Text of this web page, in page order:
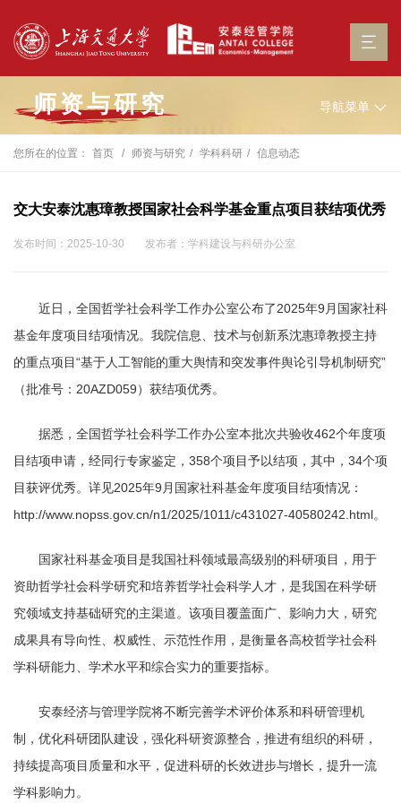
师资与研究 导航菜单
您所在的位置： 首页 师资与研究 学科科研 信息动态
交大安泰沈惠璋教授国家社会科学基金重点项目获结项优秀
发布时间：2025-10-30 发布者：学科建设与科研办公室
近日，全国哲学社会科学工作办公室公布了2025年9月国家社科
基金年度项目结项情况。我院信息、技术与创新系沈惠璋教授主持
的重点项目“基于人工智能的重大舆情和突发事件舆论引导机制研究”
（批准号：20AZD059）获结项优秀。
据悉，全国哲学社会科学工作办公室本批次共验收462个年度项
目结项申请，经同行专家鉴定，358个项目予以结项，其中，34个项
目获评优秀。详见2025年9月国家社科基金年度项目结项情况：
http://www.nopss.gov.cn/n1/2025/1011/c431027-40580242.html。
国家社科基金项目是我国社科领域最高级别的科研项目，用于
资助哲学社会科学研究和培养哲学社会科学人才，是我国在科学研
究领域支持基础研究的主渠道。该项目覆盖面广、影响力大，研究
成果具有导向性、权威性、示范性作用，是衡量各高校哲学社会科
学科研能力、学术水平和综合实力的重要指标。
安泰经济与管理学院将不断完善学术评价体系和科研管理机
制，优化科研团队建设，强化科研资源整合，推进有组织的科研，
持续提高项目质量和水平，促进科研的长效进步与增长，提升一流
学科影响力。